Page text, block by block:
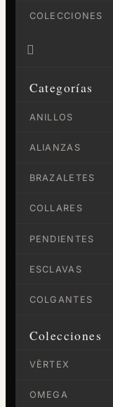
COLECCIONES

Categorías
ANILLOS
ALIANZAS
BRAZALETES
COLLARES
PENDIENTES
ESCLAVAS
COLGANTES
Colecciones
VÈRTEX
OMEGA